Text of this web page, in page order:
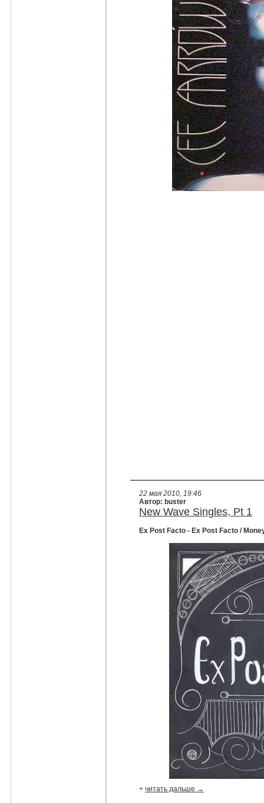
22 мая 2010, 19:46
Автор: buster
New Wave Singles, Pt 1
Ex Post Facto - Ex Post Facto /
+ читать дальше →